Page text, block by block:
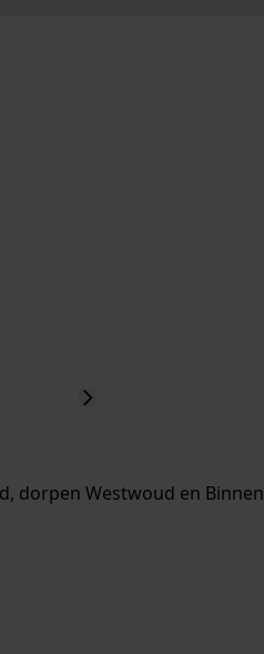
dorpen Westwoud en